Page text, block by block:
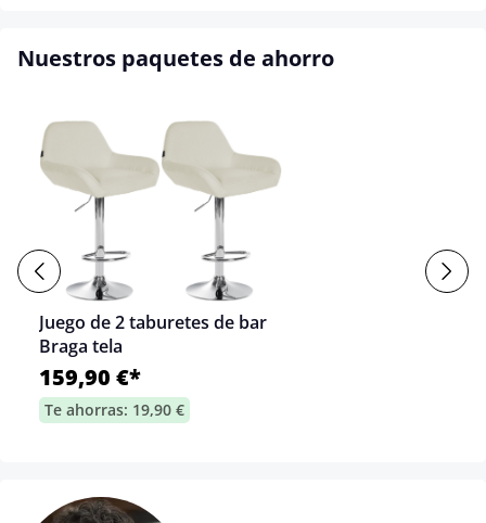
Nuestros paquetes de ahorro
Juego de 2 taburetes de bar
Braga tela
159,90 €*
Te ahorras: 19,90 €